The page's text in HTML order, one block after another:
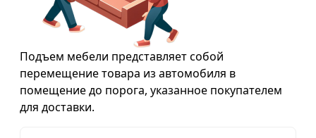
Подъем мебели представляет собой
перемещение товара из автомобиля в
помещение до порога, указанное покупателем
для доставки.